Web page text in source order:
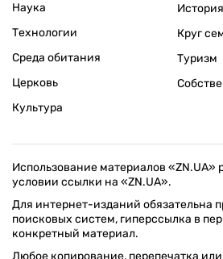
Наука
Технологии
Среда обитания
Церковь
Культура
История
Круг
Туризм
Использование материалов «ZN.UA»
условии ссылки на «ZN.UA».
Для интернет-изданий обязательна
поисковых систем, гиперссылка в
конкретный материал.
Любое копирование, перепечатка